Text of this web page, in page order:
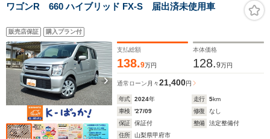
ワゴンR 660 ハイブリッド FX-S 届出済未使用車
販売店保証 購入プラン付
支払総額
138.9万円
本体価格
128.9万円
通常ローン 月々21,400円
年式 2024年 走行 5km
車検
'27/09 修復
なし
保証
保証付 整備
法定整備付
住所
山梨県甲府市